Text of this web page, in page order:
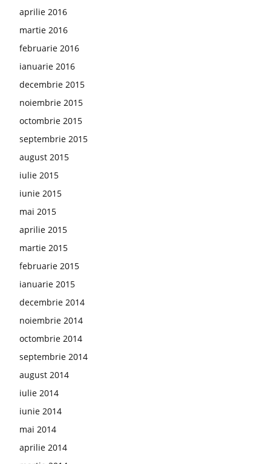
aprilie 2016
martie 2016
februarie 2016
ianuarie 2016
decembrie 2015
noiembrie 2015
octombrie 2015
septembrie 2015
august 2015
iulie 2015
iunie 2015
mai 2015
aprilie 2015
martie 2015
februarie 2015
ianuarie 2015
decembrie 2014
noiembrie 2014
octombrie 2014
septembrie 2014
august 2014
iulie 2014
iunie 2014
mai 2014
aprilie 2014